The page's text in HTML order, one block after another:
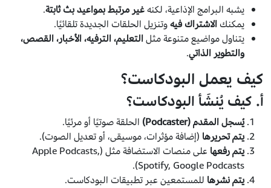
يشبه البرامج الإذاعية، لكنهغير مرتبط بمواعيد بث ثابتة.
يمكنك الاشتراك فيهوتنزيل الحلقات الجديدة تلقائيًا.
يتناول مواضيع متنوعة مثلالتعليم، الترفيه، الأخبار، القصص،
والتطوير الذاتي.
كيف يعمل البودكاست؟
أ. كيف يُنشَأ البودكاست؟
يُسجل المقدم (Podcaster)
الحلقة صوتيًا أو مرئيًا.
يتم تحريرها (إضافة مؤثرات، موسيقى، أو تعديل الصوت).
يتم رفعها
على منصات الاستضافة مثل (Apple Podcasts,
Spotify, Google Podcasts).
يتم نشرها للمستمعين عبر تطبيقات البودكاست.